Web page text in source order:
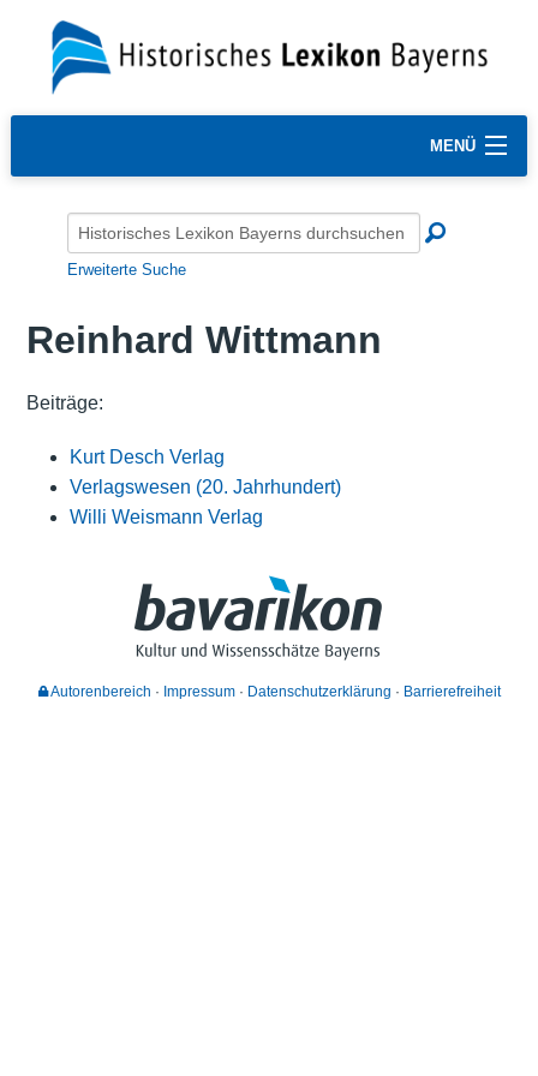
MENÜ
Erweiterte Suche
Reinhard Wittmann
Beiträge:
Kurt Desch Verlag
Verlagswesen (20. Jahrhundert)
Willi Weismann Verlag
Autorenbereich Impressum Datenschutzerklärung Barrierefreiheit